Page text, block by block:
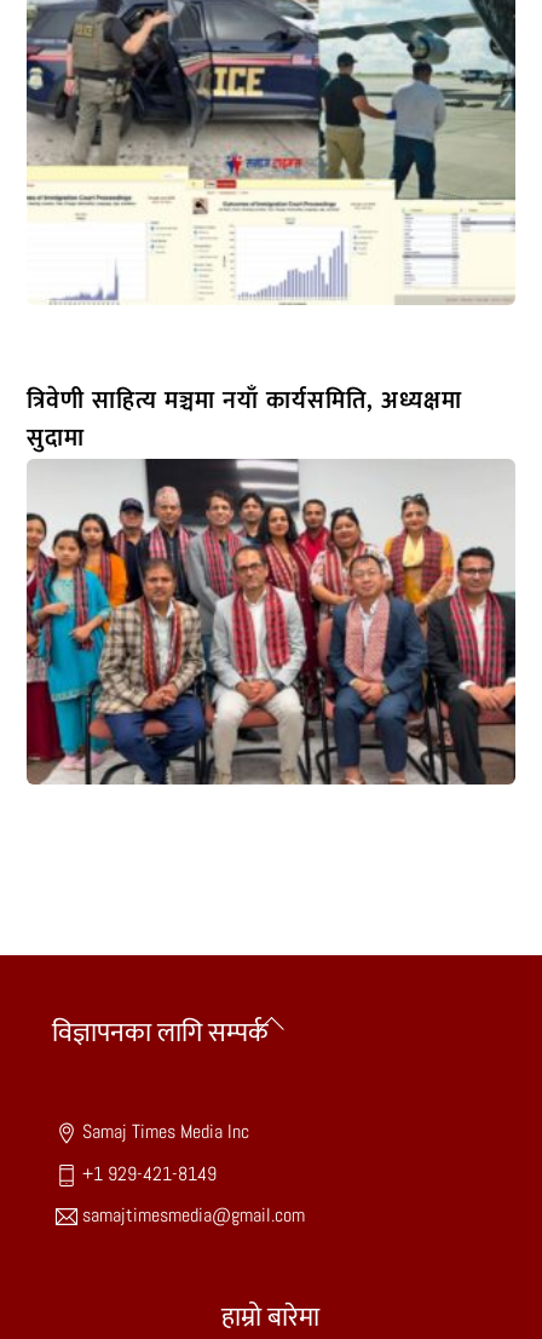
त्रिवेणी साहित्य मञ्चमा नयाँ कार्यसमिति, अध्यक्षमा
सुदामा
Back
विज्ञापनका लागि सम्पर्क
Samaj Times Media Inc
+1 929-421-8149
samajtimesmedia@gmail.com
हाम्रो बारेमा